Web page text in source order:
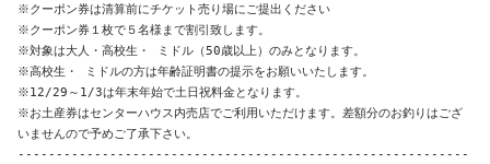
※クーポン券は清算前にチケット売り場にご提出ください
※クーポン券１枚で５名様まで割引致します。
※対象は大人・高校生・ ミドル（50歳以上）のみとなります。
※高校生・ ミドルの方は年齢証明書の提示をお願いいたします。
※12/29～1/3は年末年始で土日祝料金となります。
※お土産券はセンターハウス内売店でご利用いただけます。差額分のお釣りはござ
いませんので予めご了承下さい。
-----------------------------------------------------------